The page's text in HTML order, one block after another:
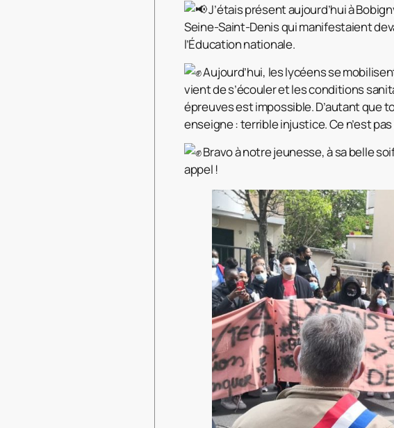
J’étais présent aujourd’hui à
Seine-Saint-Denis qui manifestaient
l’Éducation nationale.
Aujourd’hui, les lycéens se
vient de s’écouler et les conditions
épreuves est impossible. D’autant que
enseigne : terrible injustice. Ce n’est
Bravo à notre jeunesse, à sa belle
appel !